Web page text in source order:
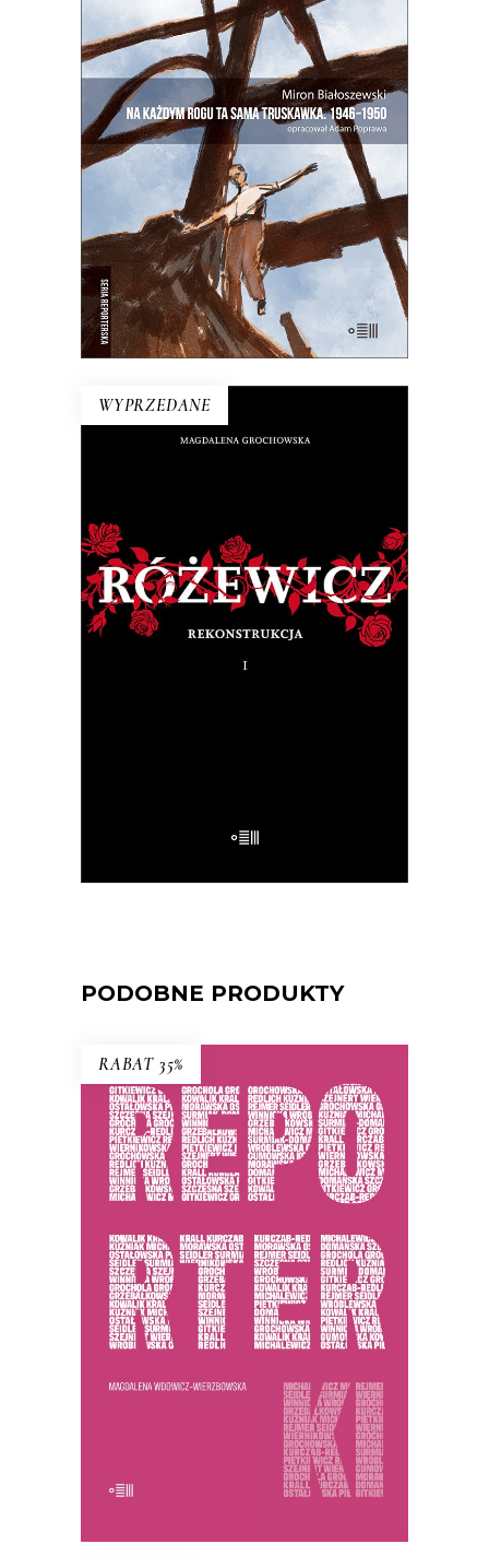
E-BOOK DO KOSZYKA
NA KAŻDYM ROGU TA SAMA
TRUSKAWKA
Zupełnie nowe miasto. Jakaś inna
Warszawa na starych śmieciach. Skąd
się wzięła?
50.00zł 25.00zł
WYPRZEDANE
E-BOOK DO KOSZYKA
RÓŻEWICZ. REKONSTRUKCJA
(tom 1)
Na pytanie: „Kim jesteś?”, Tadeusz
Różewicz odpowiedział przed laty: „Kto
mnie uważnie czyta, ten wie”.
PODOBNE PRODUKTY
RABAT 35%
PREMIERA 25 listopada 2025
69.00zł 44.85 zł
KSIĄŻKA DO KOSZYKA